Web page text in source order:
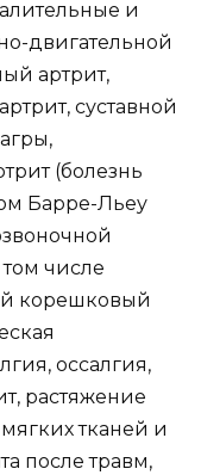
и
двигательной
артрит,
суставной
(болезнь
Барре-Льеу
числе
корешковый
оссалгия,
растяжение
тканей и
после травм,